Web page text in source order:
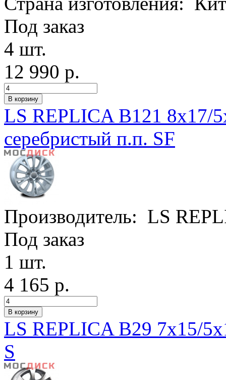
Под заказ
4 шт.
12 990 р.
LS REPLICA B121 8x17/
серебристый п.п. SF
Производитель: LS
Под заказ
1 шт.
4 165 р.
LS REPLICA B29 7x15/
S